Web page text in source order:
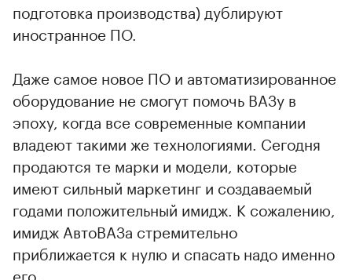
подготовка производства) дублируют
иностранное ПО.
Даже самое новое ПО и автоматизированное
оборудование не смогут помочь ВАЗу в
эпоху, когда все современные компании
владеют такими же технологиями. Сегодня
продаются те марки и модели, которые
имеют сильный маркетинг и создаваемый
годами положительный имидж. К сожалению,
имидж АвтоВАЗа стремительно
приближается к нулю и спасать надо именно
его.